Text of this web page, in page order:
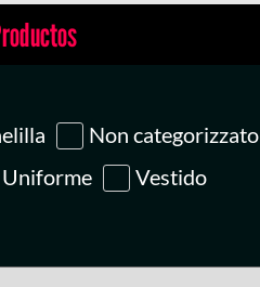
Non categorizzato
Uniforme Vestido